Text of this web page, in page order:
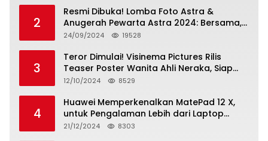
2
Resmi Dibuka! Lomba Foto Astra &
Anugerah Pewarta Astra 2024: Bersama,
Berkarya, Berkelanjutan
24/09/2024 19528
3
Teror Dimulai! Visinema Pictures Rilis
Teaser Poster Wanita Ahli Neraka, Siap
Tayang di Bioskop 14 November 2024
12/10/2024 8529
4
Huawei Memperkenalkan MatePad 12 X,
untuk Pengalaman Lebih dari Laptop
dengan Layar Ultra Bright dan Desain
21/12/2024 8303